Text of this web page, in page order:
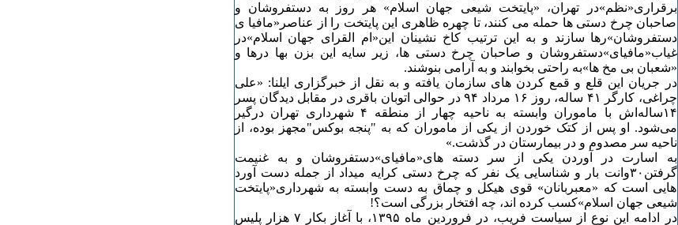
برقراری«نظم»در تهران، «پایتخت شیعی جهان اسلام» هر روز به دستفروشان و
صاحبان چرخ دستی ها حمله می کنند، تا چهره ظاهری این پایتخت را از عناصر«مافیا ی
دستفروشان»رها سازند و به این ترتیب کاخ نشینان این«ام القرای جهان اسلام»در
غیاب«مافیای»دستفروشان و صاحبان چرخ دستی ها، زیر سایه این بزن بها درها و
«شعبان بی مخ ها»به راحتی بخوابند و به آرامی بنوشند.
در جریان این قلع و قمع کردن های سازمان یافته و به نقل از خبرگزاری ایلنا: «علی
چراغی، کارگر ۴۱ ساله، روز ۱۶ مرداد ۹۴ در حوالی اتوبان باقری در مقابل دیدگان پسر
۱۴ساله‌اش با ماموران وابسته به ناحیه چهار از منطقه ۴ شهرداری تهران درگیر
می‌شود. او پس از کتک خوردن از یکی از ماموران که به "پنجه بوکس"مجهز بوده، از
ناحیه سر مصدوم و در بیمارستان در گذشت.»
به اسارت در آوردن یکی از سر دسته های«مافیای»دستفروشان و به غنیمت
گرفتن۳۰وانت بار و شناسایی یک نفر که چرخ دستی کرایه میداد از جمله دست آورد
هایی است که «معبربانان» قوی هیکل و چماق به دست وابسته به شهرداری«پایتخت
شیعی جهان اسلام»کسب کرده اند، چه افتخار بزرگی است؟!
در ادامه این نوع از سیاست فریب، در فروردین ماه ۱۳۹۵، با آغاز بکار ۷ هزار پلیس